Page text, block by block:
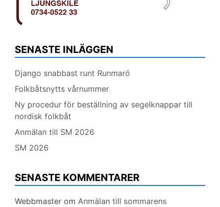
SENASTE INLÄGGEN
Django snabbast runt Runmarö
Folkbåtsnytts vårnummer
Ny procedur för beställning av segelknappar till
nordisk folkbåt
Anmälan till SM 2026
SM 2026
SENASTE KOMMENTARER
Webbmaster om Anmälan till sommarens